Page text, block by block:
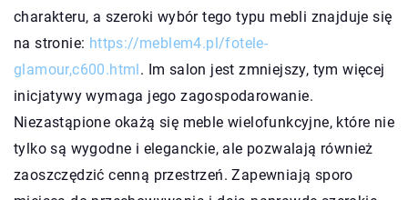
charakteru, a szeroki wybór tego typu mebli znajduje się
na stronie: https://meblem4.pl/fotele-
glamour,c600.html. Im salon jest zmniejszy, tym więcej
inicjatywy wymaga jego zagospodarowanie.
Niezastąpione okażą się meble wielofunkcyjne, które nie
tylko są wygodne i eleganckie, ale pozwalają również
zaoszczędzić cenną przestrzeń. Zapewniają sporo